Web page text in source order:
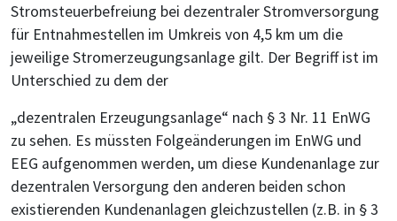
Stromsteuerbefreiung bei dezentraler Stromversorgung
für Entnahmestellen im Umkreis von 4,5 km um die
jeweilige Stromerzeugungsanlage gilt. Der Begriff ist im
Unterschied zu dem der
„dezentralen Erzeugungsanlage“ nach § 3 Nr. 11 EnWG
zu sehen. Es müssten Folgeänderungen im EnWG und
EEG aufgenommen werden, um diese Kundenanlage zur
dezentralen Versorgung den anderen beiden schon
existierenden Kundenanlagen gleichzustellen (z.B. in § 3